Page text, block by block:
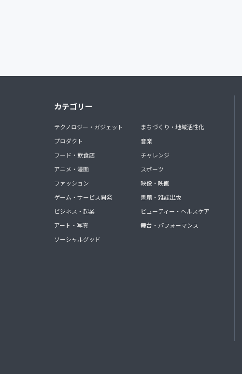
カテゴリー
テクノロジー・ガジェット
プロダクト
フード・飲食店
アニメ・漫画
ファッション
ゲーム・サービス開発
ビジネス・起業
アート・写真
ソーシャルグッド
まちづくり・地域活性化
音楽
チャレンジ
スポーツ
映像・映画
書籍・雑誌出版
ビューティー・ヘルスケア
舞台・パフォーマンス